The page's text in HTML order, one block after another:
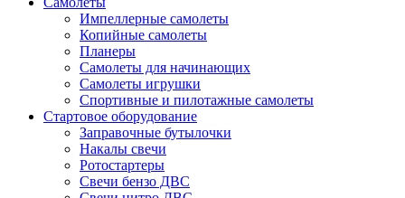
Импеллерные самолеты
Копийные самолеты
Планеры
Самолеты для начинающих
Самолеты игрушки
Спортивные и пилотажные самолеты
Стартовое оборудование
Заправочные бутылочки
Накалы свечи
Ротостартеры
Свечи бензо ДВС